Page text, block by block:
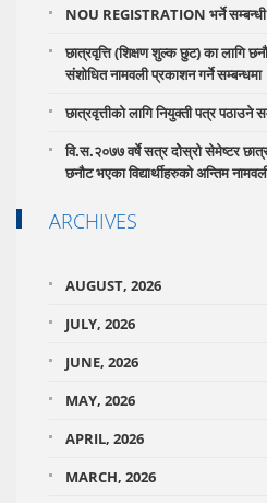
NOU REGISTRATION भर्ने
छात्रवृत्ति (शिक्षण शुल्क छुट) का लागि
संशोधित नामवली प्रकाशन गर्ने सम्बन्धमा
छात्रवृत्तीको लागि नियुक्ती पत्र
वि.स.२०७७ वर्षे सत्र दोेस्रो सेमेष्टर
छनौट भएका विद्यार्थीहरुको अन्तिम
ARCHIVES
AUGUST, 2026
JULY, 2026
JUNE, 2026
MAY, 2026
APRIL, 2026
MARCH, 2026